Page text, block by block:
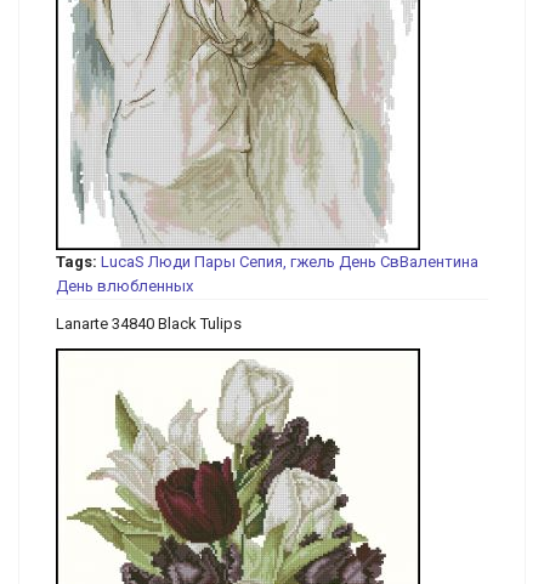
Tags: LucaS Люди Пары Сепия, гжель День СвВалентина
День влюбленных
Lanarte 34840 Black Tulips